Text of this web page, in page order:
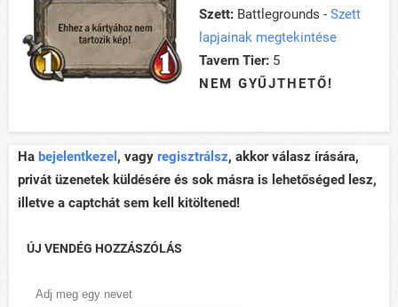
Szett: Battlegrounds - Szett
lapjainak megtekintése
Tavern Tier: 5
NEM GYŰJTHETŐ!
Ha bejelentkezel , vagy regisztrálsz, akkor válasz írására,
privát üzenetek küldésére és sok másra is lehetőséged lesz,
illetve a captchát sem kell kitöltened!
ÚJ VENDÉG HOZZÁSZÓLÁS